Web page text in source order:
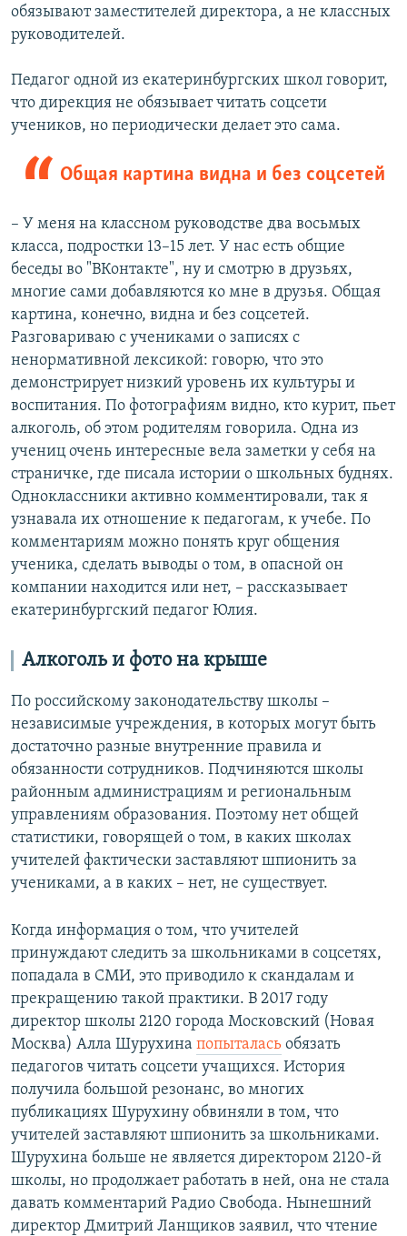
обязывают заместителей директора, а не классных
руководителей.
Педагог одной из екатеринбургских школ говорит,
что дирекция не обязывает читать соцсети
учеников, но периодически делает это сама.
Общая картина видна и без соцсетей
– У меня на классном руководстве два восьмых
класса, подростки 13–15 лет. У нас есть общие
беседы во "ВКонтакте", ну и смотрю в друзьях,
многие сами добавляются ко мне в друзья. Общая
картина, конечно, видна и без соцсетей.
Разговариваю с учениками о записях с
ненормативной лексикой: говорю, что это
демонстрирует низкий уровень их культуры и
воспитания. По фотографиям видно, кто курит, пьет
алкоголь, об этом родителям говорила. Одна из
учениц очень интересные вела заметки у себя на
страничке, где писала истории о школьных буднях.
Одноклассники активно комментировали, так я
узнавала их отношение к педагогам, к учебе. По
комментариям можно понять круг общения
ученика, сделать выводы о том, в опасной он
компании находится или нет, – рассказывает
екатеринбургский педагог Юлия.
Алкоголь и фото на крыше
По российскому законодательству школы –
независимые учреждения, в которых могут быть
достаточно разные внутренние правила и
обязанности сотрудников. Подчиняются школы
районным администрациям и региональным
управлениям образования. Поэтому нет общей
статистики, говорящей о том, в каких школах
учителей фактически заставляют шпионить за
учениками, а в каких – нет, не существует.
Когда информация о том, что учителей
принуждают следить за школьниками в соцсетях,
попадала в СМИ, это приводило к скандалам и
прекращению такой практики. В 2017 году
директор школы 2120 города Московский (Новая
Москва) Алла Шурухина попыталась обязать
педагогов читать соцсети учащихся. История
получила большой резонанс, во многих
публикациях Шурухину обвиняли в том, что
учителей заставляют шпионить за школьниками.
Шурухина больше не является директором 2120-й
школы, но продолжает работать в ней, она не стала
давать комментарий Радио Свобода. Нынешний
директор Дмитрий Ланщиков заявил, что чтение